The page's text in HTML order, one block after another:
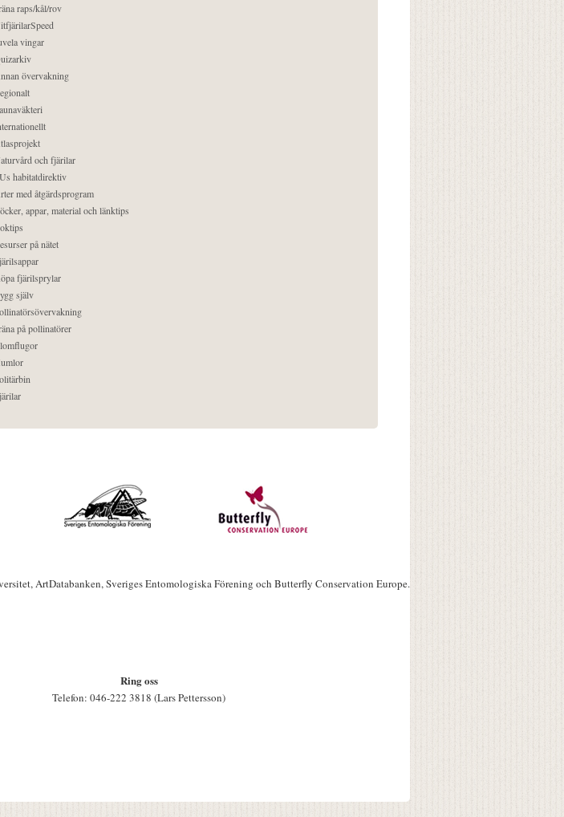
raps/kål/rov
vingar
övervakning
och fjärilar
habitatdirektiv
med åtgärdsprogram
appar, material och länktips
på nätet
fjärilsprylar
själv
på pollinatörer
ArtDatabanken, Sveriges Entomologiska Förening och Butterfly Conservation Europe.
Ring oss
Telefon: 046-222 3818 (Lars Pettersson)